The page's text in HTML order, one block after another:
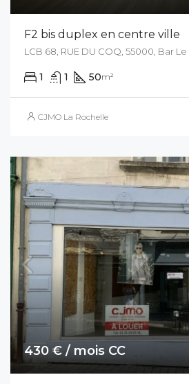
F2 bis duplex en centre ville
LCB 68, RUE DU COQ, 55000, Bar
1 1 50m²
CJMO La Rochelle
430 € / mois CC